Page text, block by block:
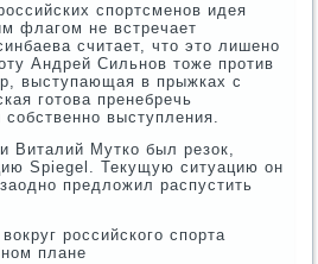
спортсменов идея
флагом не встречает
считает, что это лишено
Андрей Сильнов тоже против
выступающая в прыжках с
готова пренебречь
выступления.
Виталий Мутко был резок,
Spiegel. Текущую ситуацию он
предложил распустить
российского спорта
плане